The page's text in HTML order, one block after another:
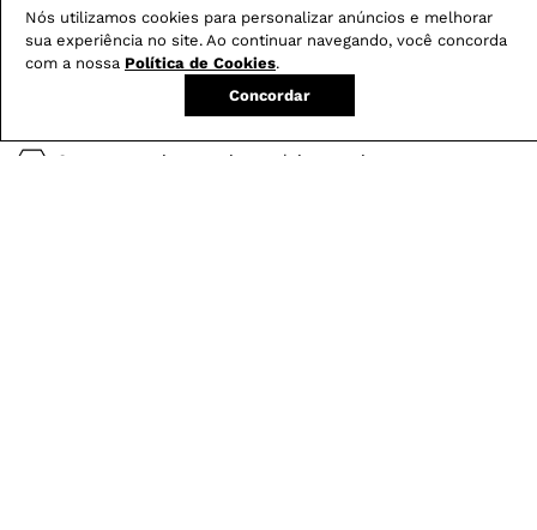
Nós utilizamos cookies para personalizar anúncios e melhorar
sua experiência no site. Ao continuar navegando, você concorda
com a nossa Política de Cookies.
Concordar
Conheça nossosbenefícios:
Compre no site e retire na loja gratuitamente